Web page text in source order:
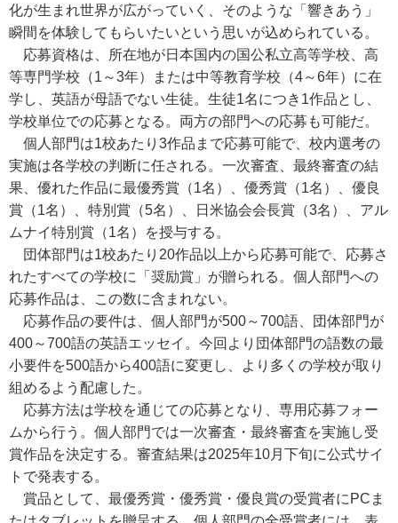
化が生まれ世界が広がっていく、そのような「響きあう」
瞬間を体験してもらいたいという思いが込められている。
応募資格は、所在地が日本国内の国公私立高等学校、高
等専門学校（1～3年）または中等教育学校（4～6年）に在
学し、英語が母語でない生徒。生徒1名につき1作品とし、
学校単位での応募となる。両方の部門への応募も可能だ。
個人部門は1校あたり3作品まで応募可能で、校内選考の
実施は各学校の判断に任される。一次審査、最終審査の結
果、優れた作品に最優秀賞（1名）、優秀賞（1名）、優良
賞（1名）、特別賞（5名）、日米協会会長賞（3名）、アル
ムナイ特別賞（1名）を授与する。
団体部門は1校あたり20作品以上から応募可能で、応募さ
れたすべての学校に「奨励賞」が贈られる。個人部門への
応募作品は、この数に含まれない。
応募作品の要件は、個人部門が500～700語、団体部門が
400～700語の英語エッセイ。今回より団体部門の語数の最
小要件を500語から400語に変更し、より多くの学校が取り
組めるよう配慮した。
応募方法は学校を通じての応募となり、専用応募フォー
ムから行う。個人部門では一次審査・最終審査を実施し受
賞作品を決定する。審査結果は2025年10月下旬に公式サイ
トで発表する。
賞品として、最優秀賞・優秀賞・優良賞の受賞者にPCま